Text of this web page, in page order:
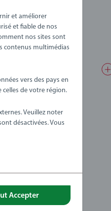
Pig, 2 wagons et 1 valise.
et améliorer
et fiable de nos
nos sites sont
contenus multimédias
vers des pays en
celles de votre région.
Veuillez noter
désactivées. Vous
Accepter